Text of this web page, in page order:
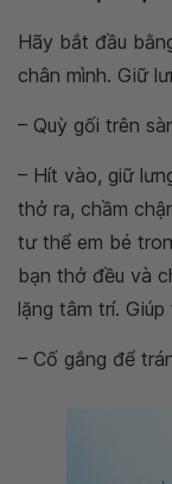
Hãy bắt đầu
chân mình. Giữ
– Quỳ gối trên
– Hít vào, giữ
thở ra, chầm
tư thể em bé
bạn thở đều và
lặng tâm trí. Giúp
– Cố gắng để